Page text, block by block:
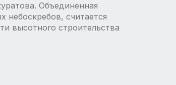
Объединенная
небоскребов, считается
высотного строительства